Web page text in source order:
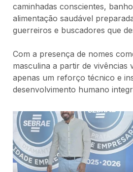
caminhadas conscientes,
alimentação saudável
guerreiros e buscadores que
Com a presença de nomes
masculina a partir de vivências
apenas um reforço técnico e
desenvolvimento humano